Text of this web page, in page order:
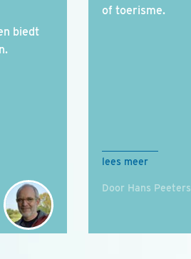
biedt
of toerisme.
lees meer
Door Hans Peeters